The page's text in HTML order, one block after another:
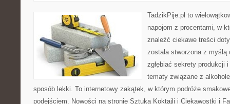
TadzikPije.pl to
napojom z procentami, w
znaleźć ciekawe treści
została stworzona z
zgłębiać sekrety produkcji
tematy związane z
sposób lekki. To internetowy zakątek, w którym podróże
podejściem. Nowości na stronie Sztuka Koktajli i Ciekawostki i